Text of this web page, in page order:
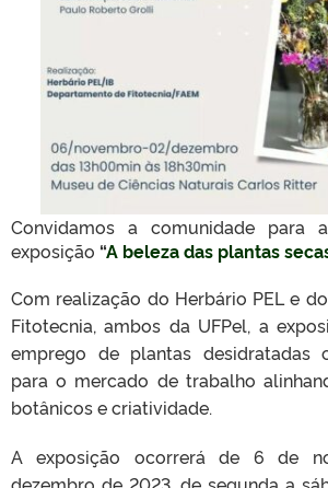
Convidamos a comunidade para
exposição “A beleza das plantas
Com realização do Herbário PEL e
Fitotecnia, ambos da UFPel, a
emprego de plantas desidratadas
para o mercado de trabalho
botânicos e criatividade.
A exposição ocorrerá de 6 de